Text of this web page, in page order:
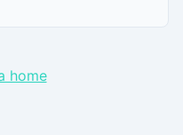
home